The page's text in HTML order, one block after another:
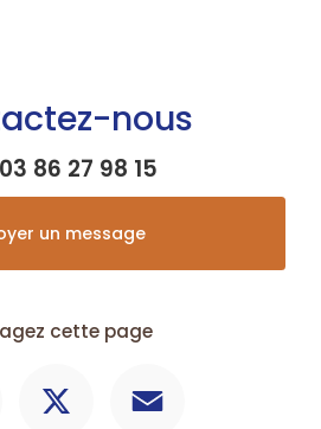
nous
03 86 27 98 15
un message
cette page